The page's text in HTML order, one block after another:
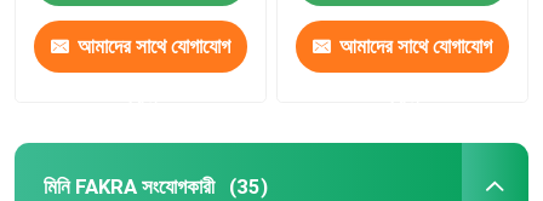
আমাদের সাথে যোগাযোগ আমাদের সাথে যোগাযোগ
মিনি FAKRA সংযোগকারী (35)